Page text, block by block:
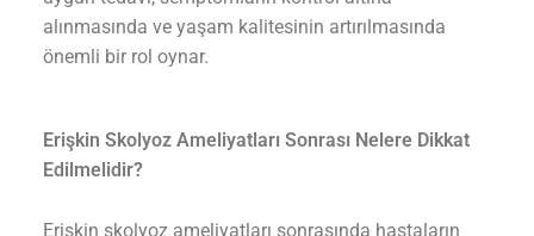
alınmasında ve yaşam kalitesinin artırılmasında
önemli bir rol oynar.
Erişkin Skolyoz Ameliyatları Sonrası Nelere Dikkat
Edilmelidir?
Erişkin skolyoz ameliyatları sonrasında hastaların